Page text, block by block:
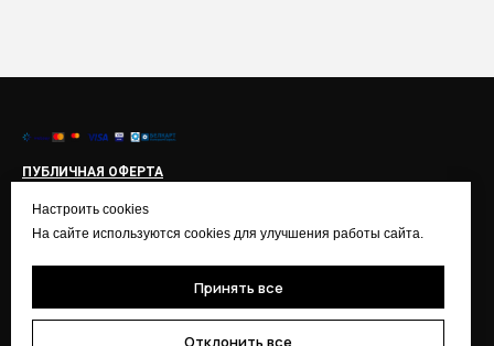
Настроить cookies
На сайте используются cookies для улучшения работы сайта.
Принять все
Отклонить все
ПУБЛИЧНАЯ ОФЕРТА
ПОЛИТИКА КОНФИДЕНЦИАЛЬНОСТИ